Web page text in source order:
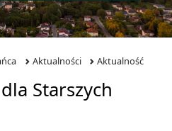
Aktualności Aktualność
Starszych